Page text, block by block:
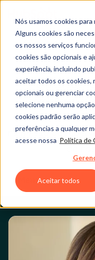
Nós usamos cookies
Alguns cookies são
os nossos serviços
cookies são opcionais e
experiência, incluindo
aceitar todos os cookies,
opcionais ou gerenciar
selecione nenhuma
cookies padrão serão
preferências a qualquer
acesse nossa Política de
Aceitar todos
Conselho
A HubSpot
capital
administrativo
indivíduos que
na missão de
Menu